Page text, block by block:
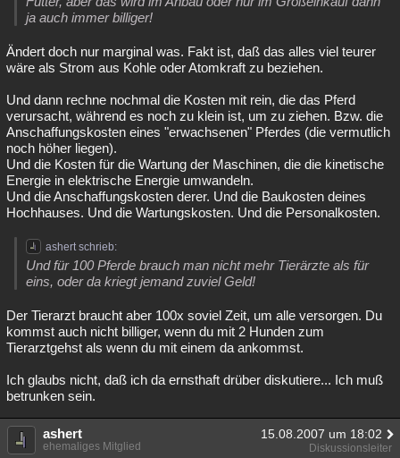
ja auch immer billiger!
Ändert doch nur marginal was. Fakt ist, daß das alles viel teurer
wäre als Strom aus Kohle oder Atomkraft zu beziehen.
Und dann rechne nochmal die Kosten mit rein, die das Pferd
verursacht, während es noch zu klein ist, um zu ziehen. Bzw. die
Anschaffungskosten eines "erwachsenen" Pferdes (die vermutlich
noch höher liegen).
Und die Kosten für die Wartung der Maschinen, die die kinetische
Energie in elektrische Energie umwandeln.
Und die Anschaffungskosten derer. Und die Baukosten deines
Hochhauses. Und die Wartungskosten. Und die Personalkosten.
ashert schrieb:
Und für 100 Pferde brauch man nicht mehr Tierärzte als für
eins, oder da kriegt jemand zuviel Geld!
Der Tierarzt braucht aber 100x soviel Zeit, um alle versorgen. Du
kommst auch nicht billiger, wenn du mit 2 Hunden zum
Tierarztgehst als wenn du mit einem da ankommst.
Ich glaubs nicht, daß ich da ernsthaft drüber diskutiere... Ich muß
betrunken sein.
ashert 15.08.2007 um 18:02
ehemaliges Mitglied Diskussionsleiter